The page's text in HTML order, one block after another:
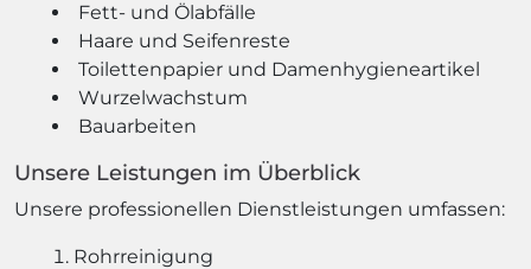
Fett- und Ölabfälle
Haare und Seifenreste
Toilettenpapier und Damenhygieneartikel
Wurzelwachstum
Bauarbeiten
Unsere Leistungen im Überblick
Unsere professionellen Dienstleistungen umfassen:
Rohrreinigung